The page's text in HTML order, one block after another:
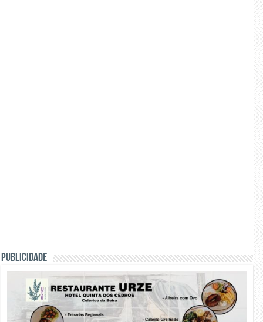
PUBLICIDADE